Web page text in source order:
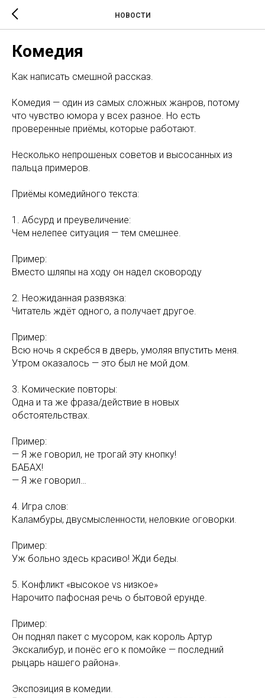
НОВОСТИ
Комедия
Как написать смешной рассказ.
Комедия — один из самых сложных жанров, потому
что чувство юмора у всех разное. Но есть
проверенные приёмы, которые работают.
Несколько непрошеных советов и высосанных из
пальца примеров.
Приёмы комедийного текста:
1. Абсурд и преувеличение:
Чем нелепее ситуация — тем смешнее.
Пример:
Вместо шляпы на ходу он надел сковороду
2. Неожиданная развязка:
Читатель ждёт одного, а получает другое.
Пример:
Всю ночь я скребся в дверь, умоляя впустить меня.
Утром оказалось — это был не мой дом.
3. Комические повторы:
Одна и та же фраза/действие в новых
обстоятельствах.
Пример:
— Я же говорил, не трогай эту кнопку!
БАБАХ!
— Я же говорил…
4. Игра слов:
Каламбуры, двусмысленности, неловкие оговорки.
Пример:
Уж больно здесь красиво! Жди беды.
5. Конфликт «высокое vs низкое»
Нарочито пафосная речь о бытовой ерунде.
Пример:
Он поднял пакет с мусором, как король Артур
Экскалибур, и понёс его к помойке — последний
рыцарь нашего района».
Экспозиция в комедии.